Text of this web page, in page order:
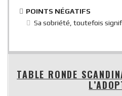
POINTS NÉGATIFS
Sa sobriété, toutefois
TABLE RONDE